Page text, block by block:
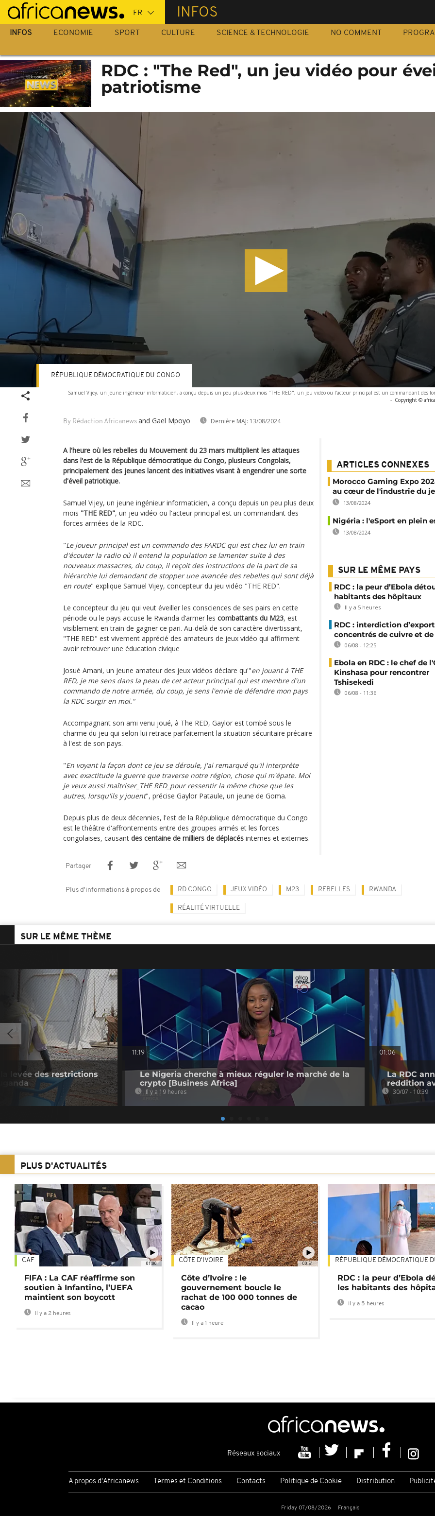
Passer
au
contenu
INFOS
INFOS ECONOMIE SPORT CULTURE SCIENCE & TECHNOLOGIE NO COMMENT
RDC : "The Red", un jeu vidéo pour
patriotisme
Samuel Vijey, un jeune ingénieur informaticien, a conçu depuis un peu plus deux mois "THE RED", un jeu vidéo ou l'acteur principal est un commandant des
- Copyright ©
By Rédaction Africanews and Gael Mpoyo Dernière MAJ: 13/08/2024
RÉPUBLIQUE DÉMOCRATIQUE DU CONGO
A l'heure où les rebelles du Mouvement du 23 mars multiplient les attaques
dans l'est de la République démocratique du Congo, plusieurs Congolais,
principalement des jeunes lancent des initiatives visant à engendrer une sorte
d'éveil patriotique.
Samuel Vijey, un jeune ingénieur informaticien, a conçu depuis un peu plus deux
mois "THE RED", un jeu vidéo ou l'acteur principal est un commandant des
forces armées de la RDC.
"Le joueur principal est un commando des FARDC qui est chez lui en train
d'écouter la radio où il entend la population se lamenter suite à des
nouveaux massacres, du coup, il reçoit des instructions de la part de sa
hiérarchie lui demandant de stopper une avancée des rebelles qui sont déjà
en route" explique Samuel Vijey, concepteur du jeu vidéo "THE RED".
Le concepteur du jeu qui veut éveiller les consciences de ses pairs en cette
période ou le pays accuse le Rwanda d’armer les combattants du M23, est
visiblement en train de gagner ce pari. Au-delà de son caractère divertissant,
"THE RED" est vivement apprécié des amateurs de jeux vidéo qui affirment
avoir retrouver une éducation civique
Josué Amani, un jeune amateur des jeux vidéos déclare qu'"en jouant à THE
RED, je me sens dans la peau de cet acteur principal qui est membre d'un
commando de notre armée, du coup, je sens l'envie de défendre mon pays
la RDC surgir en moi."
Accompagnant son ami venu joué, à The RED, Gaylor est tombé sous le
charme du jeu qui selon lui retrace parfaitement la situation sécuritaire précaire
à l'est de son pays.
"En voyant la façon dont ce jeu se déroule, j'ai remarqué qu'il interprète
avec exactitude la guerre que traverse notre région, chose qui m'épate. Moi
je veux aussi maîtriser_THE RED_pour ressentir la même chose que les
autres, lorsqu'ils y jouent", précise Gaylor Pataule, un jeune de Goma.
Depuis plus de deux décennies, l'est de la République démocratique du Congo
est le théâtre d'affrontements entre des groupes armés et les forces
congolaises, causant des centaine de milliers de déplacés internes et externes.
ARTICLES CONNEXES
Morocco Gaming Expo
au cœur de l'industrie du
13/08/2024
Nigéria : l'eSport en plein
13/08/2024
SUR LE MÊME PAYS
RDC : la peur d’Ebola
habitants des hôpitaux
Il y a 5 heures
RDC : interdiction
concentrés de cuivre et
06/08 - 12:25
Ebola en RDC : le chef de
Kinshasa pour rencontrer
Tshisekedi
06/08 - 11:36
Partager
Plus d'informations à propos de RD CONGO JEUX VIDÉO M23 REBELLES RWANDA
RÉALITÉ VIRTUELLE
SUR LE MÊME THÈME
levée des restrictions
11:19
Le Nigeria cherche à mieux réguler le marché de la
crypto [Business Africa]
Il y a 19 heures
01:06
La RDC
reddition
30/07 - 10:39
PLUS D'ACTUALITÉS
01:00
CAF
FIFA : La CAF réaffirme son
soutien à Infantino, l’UEFA
maintient son boycott
Il y a 2 heures
00:51
CÔTE D'IVOIRE
Côte d’Ivoire : le
gouvernement boucle le
rachat de 100 000 tonnes de
cacao
Il y a 1 heure
RÉPUBLIQUE DÉMOCRATIQUE
RDC : la peur d’Ebola
les habitants des
Il y a 5 heures
Réseaux sociaux
A propos d'Africanews Termes et Conditions Contacts Politique de Cookie Distribution
Friday 07/08/2026